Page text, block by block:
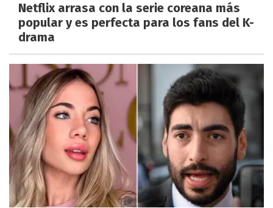
Netflix arrasa con la serie coreana más
popular y es perfecta para los fans del K-
drama